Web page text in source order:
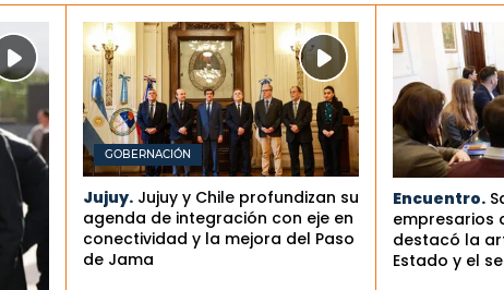
GOBERNACIÓN
Jujuy. Jujuy y Chile profundizan su
agenda de integración con eje en
conectividad y la mejora del Paso
de Jama
Encuentro.
empresarios
destacó la
Estado y el